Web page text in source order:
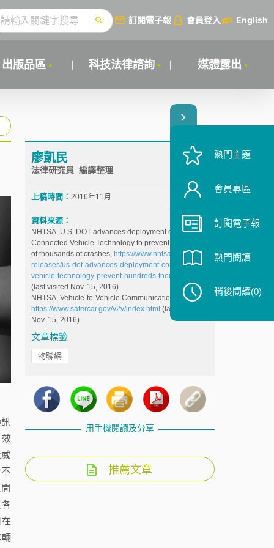
訂閱電子報 會員登入 English
出版品區 科技法律諮詢 媒體露出
廖凱民
法律研究員 編譯整理
上稿時間： 2016年11月
資料來源：
NHTSA, U.S. DOT advances deployment of
Connected Vehicle Technology to prevent hundreds
of thousands of crashes, https://www.nhtsa.gov/press-
releases/us-dot-advances-deployment-connected-
vehicle-technology-prevent-hundreds-thousands
(last visited Nov. 15, 2016)
NHTSA, Vehicle-to-Vehicle Communications,
https://www.safercar.gov/v2v/index.html (last visited
Nov. 15, 2016)
文章標籤
物聯網
用手機閱讀及分享
推薦文章
熱門主題
會員專區
訂閱電子報
熱門閱讀
稍後閱讀(0)